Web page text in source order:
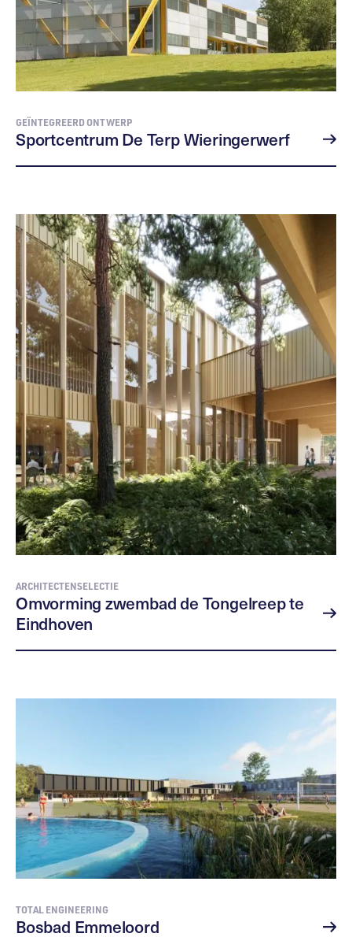
GEÏNTEGREERD ONTWERP
Sportcentrum De Terp Wieringerwerf
ARCHITECTENSELECTIE
Omvorming zwembad de Tongelreep te
Eindhoven
TOTAL ENGINEERING
Bosbad Emmeloord